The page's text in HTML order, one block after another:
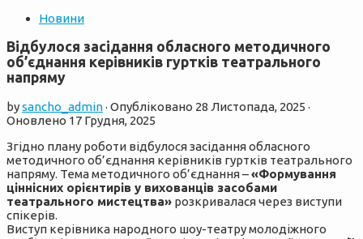
Новини
Відбулося засідання обласного методичного
об’єднання керівників гуртків театрального
напряму
bysancho_admin· Опубліковано 28 Листопада, 2025 ·
Оновлено 17 Грудня, 2025
Згідно плану роботи відбулося засідання обласного
методичного об’єднання керівників гуртків театрального
напряму. Тема методичного об’єднання –«Формування
ціннісних орієнтирів у вихованців засобами
театрального мистецтва» розкривалася через виступи
спікерів.
Виступ керівника народного шоу-театру молодіжного